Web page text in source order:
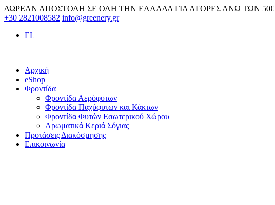
Skip
to
ΔΩΡΕΑΝ ΑΠΟΣΤΟΛΗ ΣΕ ΟΛΗ ΤΗΝ ΕΛΛΑΔΑ ΓΙΑ ΑΓΟΡΕΣ ΑΝΩ ΤΩΝ 50€
+30 2821008582 info@greenery.gr
EL
Αρχική
eShop
Φροντίδα
Φροντίδα Αερόφυτων
Φροντίδα Παχύφυτων και Κάκτων
Φροντίδα Φυτών Εσωτερικού Χώρου
Αρωματικά Κεριά Σόγιας
Προτάσεις Διακόσμησης
Επικοινωνία